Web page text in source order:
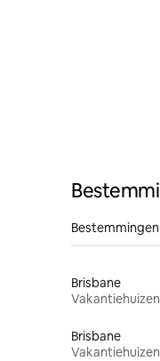
Brisbane
Vakantiehuizen
Brisbane
Vakantiehuizen